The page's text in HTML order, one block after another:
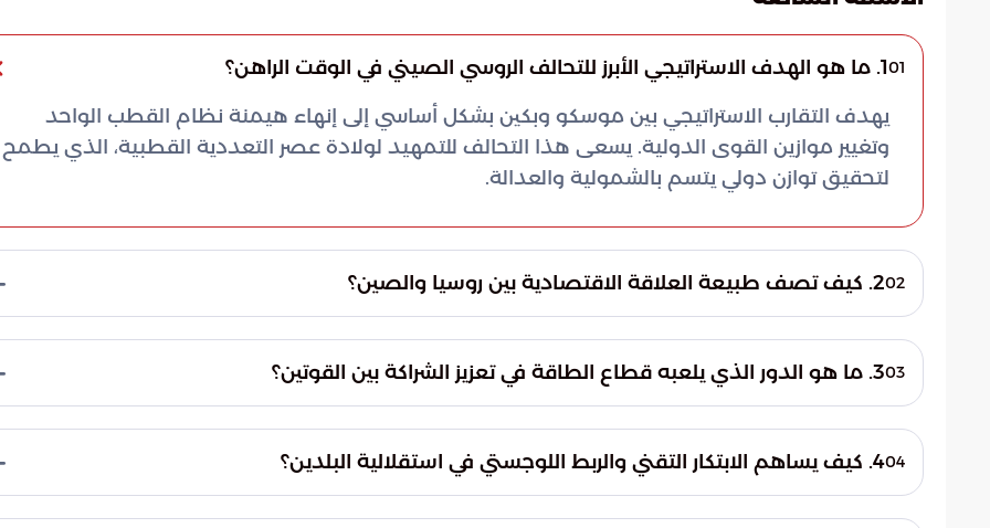
011. ما هو الهدف الاستراتيجي الأبرز للتحالف الروسي الصيني في الوقت الراهن؟
يهدف التقارب الاستراتيجي بين موسكو وبكين بشكل أساسي إلى إنهاء هيمنة نظام القطب الواحد
وتغيير موازين القوى الدولية. يسعى هذا التحالف للتمهيد لولادة عصر التعددية القطبية، الذي يطمح
لتحقيق توازن دولي يتسم بالشمولية والعدالة.
022. كيف تصف طبيعة العلاقة الاقتصادية بين روسيا والصين؟
يعتمد على مقومات استراتيجية صلبة. هذا التكامل يعزز صمود الطرفين أمام التحولات العالمية
ويخلق ترابطاً عضوياً في سلاسل الإمداد يصعب فصله.
033. ما هو الدور الذي يلعبه قطاع الطاقة في تعزيز الشراكة بين القوتين؟
هذا التعاون يوفر لبكين استقراراً في الإمدادات بعيداً عن الممرات البحرية التي قد تتعرض لضغوط أو
تهديدات دولية، مما يؤمن محركها الاقتصادي.
044. كيف يساهم الابتكار التقني والربط اللوجستي في استقلالية البلدين؟